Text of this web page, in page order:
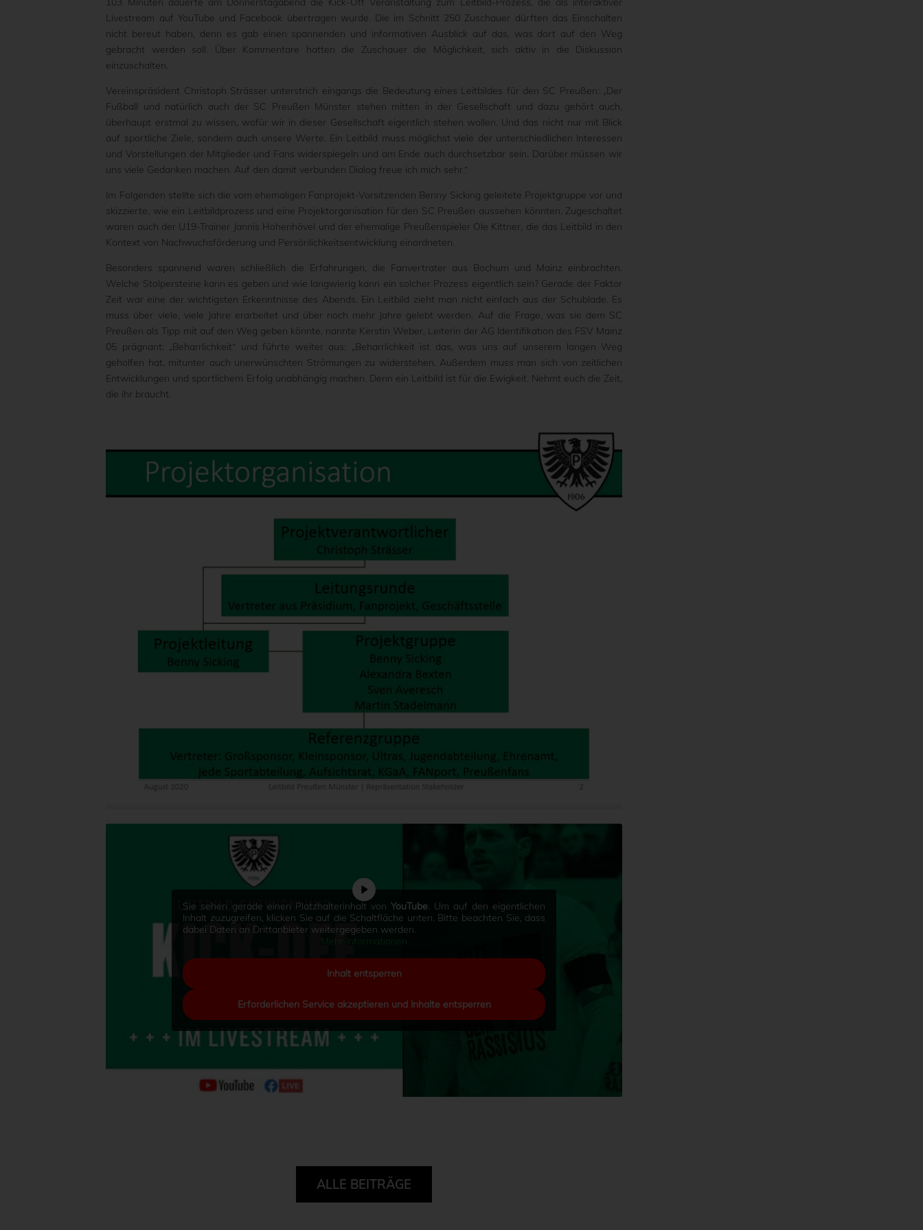
Livestream auf YouTube und Facebook übertragen wurde. Die im Schnitt 250 Zuschauer dürften das Einschalten
nicht bereut haben, denn es gab einen spannenden und informativen Ausblick auf das, was dort auf den Weg
gebracht werden soll. Über Kommentare hatten die Zuschauer die Möglichkeit, sich aktiv in die Diskussion
einzuschalten.
Vereinspräsident Christoph Strässer unterstrich eingangs die Bedeutung eines Leitbildes für den SC Preußen: „Der
Fußball und natürlich auch der SC Preußen Münster stehen mitten in der Gesellschaft und dazu gehört auch,
überhaupt erstmal zu wissen, wofür wir in dieser Gesellschaft eigentlich stehen wollen. Und das nicht nur mit Blick
auf sportliche Ziele, sondern auch unsere Werte. Ein Leitbild muss möglichst viele der unterschiedlichen Interessen
und Vorstellungen der Mitglieder und Fans widerspiegeln und am Ende auch durchsetzbar sein. Darüber müssen wir
uns viele Gedanken machen. Auf den damit verbunden Dialog freue ich mich sehr.“
Im Folgenden stellte sich die vom ehemaligen Fanprojekt-Vorsitzenden Benny Sicking geleitete Projektgruppe vor und
skizzierte, wie ein Leitbildprozess und eine Projektorganisation für den SC Preußen aussehen könnten. Zugeschaltet
waren auch der U19-Trainer Jannis Hohenhövel und der ehemalige Preußenspieler Ole Kittner, die das Leitbild in den
Kontext von Nachwuchsförderung und Persönlichkeitsentwicklung einordneten.
Besonders spannend waren schließlich die Erfahrungen, die Fanvertrater aus Bochum und Mainz einbrachten.
Welche Stolpersteine kann es geben und wie langwierig kann ein solcher Prozess eigentlich sein? Gerade der Faktor
Zeit war eine der wichtigsten Erkenntnisse des Abends. Ein Leitbild zieht man nicht einfach aus der Schublade. Es
muss über viele, viele Jahre erarbeitet und über noch mehr Jahre gelebt werden. Auf die Frage, was sie dem SC
Preußen als Tipp mit auf den Weg geben könnte, nannte Kerstin Weber, Leiterin der AG Identifikation des FSV Mainz
05 prägnant: „Beharrlichkeit“ und führte weiter aus: „Beharrlichkeit ist das, was uns auf unserem langen Weg
geholfen hat, mitunter auch unerwünschten Strömungen zu widerstehen. Außerdem muss man sich von zeitlichen
Entwicklungen und sportlichem Erfolg unabhängig machen. Denn ein Leitbild ist für die Ewigkeit. Nehmt euch die Zeit,
die ihr braucht.
Sie sehen gerade einen Platzhalterinhalt von YouTube. Um auf den eigentlichen
Inhalt zuzugreifen, klicken Sie auf die Schaltfläche unten. Bitte beachten Sie, dass
dabei Daten an Drittanbieter weitergegeben werden.
Mehr Informationen
Inhalt entsperren
Erforderlichen Service akzeptieren und Inhalte entsperren
ALLE BEITRÄGE